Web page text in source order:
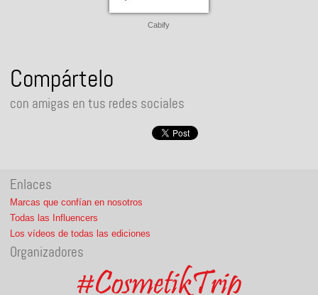
Cabify
Compártelo
con amigas en tus redes sociales
Enlaces
Marcas que confían en nosotros
Todas las Influencers
Los vídeos de todas las ediciones
Organizadores